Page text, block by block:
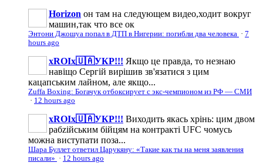
Horizon он там на следующем видео,ходит вокруг
машин,так что все ок
Энтони Джошуа попал в ДТП в Нигерии: погибли два человека · 7
hours ago
xROIx🇺🇦УКР!!! Якщо це правда, то незнаю
навіщо Сергій вирішив зв'язатися з цим
кацапським лайном, але якщо...
Zuffa Boxing: Богачук отбоксирует с экс-чемпионом из РФ — СМИ
· 12 hours ago
xROIx🇺🇦УКР!!! Виходить якась хрінь: цим двом
рабzійським бійцям на контракті UFC чомусь
можна виступати поза...
Шара Буллет ответил Царукяну: «Такие как ты на меня заявления
писали» · 12 hours ago